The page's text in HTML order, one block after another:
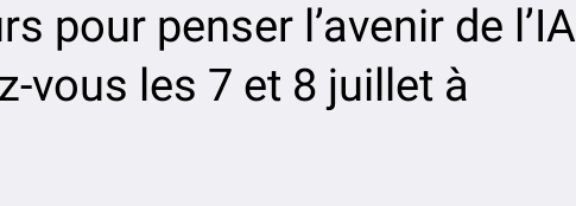
pour penser l’avenir de l’IA
vous les 7 et 8 juillet à